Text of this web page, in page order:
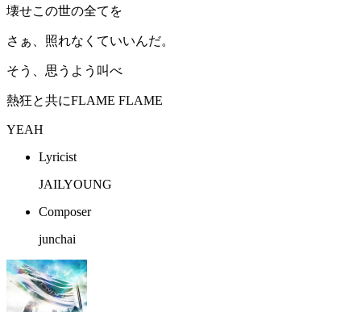
壊せこの世の全てを
さぁ、照れなくていいんだ。
そう、思うよう叫べ
熱狂と共にFLAME FLAME
YEAH
Lyricist
JAILYOUNG
Composer
junchai